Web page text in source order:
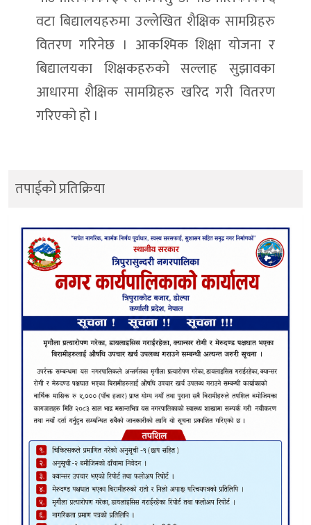
वटा बिद्यालयहरुमा उल्लेखित शैक्षिक सामग्रिहरु
वितरण गरिनेछ । आकश्मिक शिक्षा योजना र
बिद्यालयका शिक्षकहरुको सल्लाह सुझावका
आधारमा शैक्षिक सामग्रिहरु खरिद गरी वितरण
गरिएको हो ।
तपाईको प्रतिक्रिया